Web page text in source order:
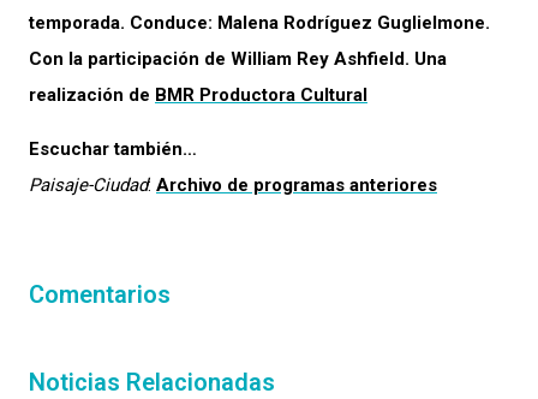
temporada. Conduce: Malena Rodríguez Guglielmone.
Con la participación de William Rey Ashfield. Una
realización de BMR Productora Cultural
Escuchar también…
Paisaje-Ciudad: Archivo de programas anteriores
Comentarios
Noticias Relacionadas